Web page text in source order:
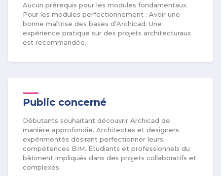
Aucun prérequis pour les modules fondamentaux.
Pour les modules perfectionnement : Avoir une
bonne maîtrise des bases d’Archicad. Une
expérience pratique sur des projets architecturaux
est recommandée.
Public concerné
Débutants souhaitant découvrir Archicad de
manière approfondie. Architectes et designers
expérimentés désirant perfectionner leurs
compétences BIM. Étudiants et professionnels du
bâtiment impliqués dans des projets collaboratifs et
complexes